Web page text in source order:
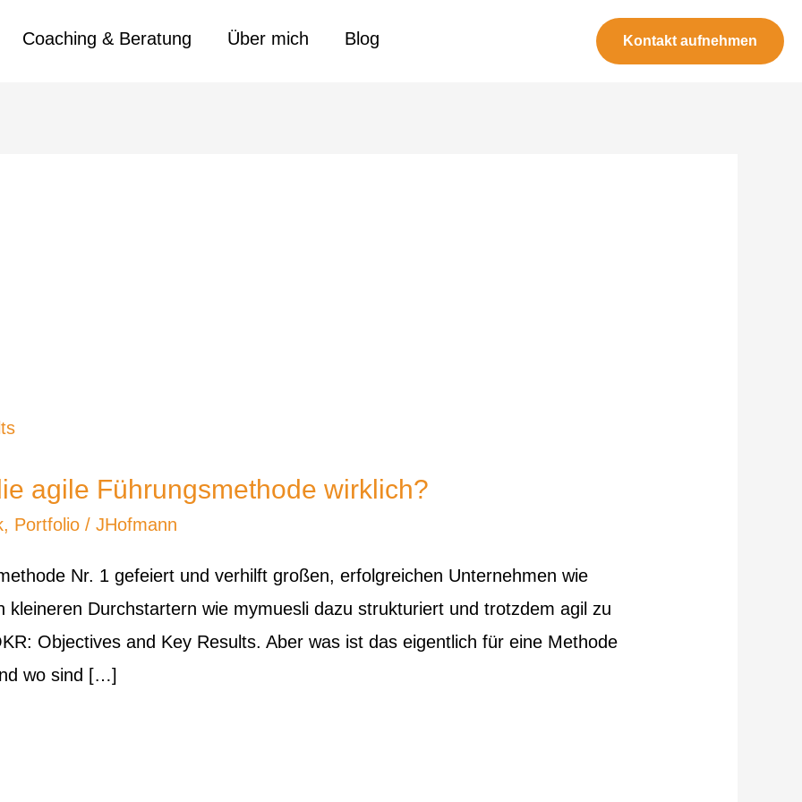
Coaching & Beratung Über mich Blog Kontakt aufnehmen
agile Führungsmethode wirklich?
, Portfolio /JHofmann
Nr. 1 gefeiert und verhilft großen, erfolgreichen Unternehmen wie
kleineren Durchstartern wie mymuesli dazu strukturiert und trotzdem agil zu
Objectives and Key Results. Aber was ist das eigentlich für eine Methode
wo sind […]